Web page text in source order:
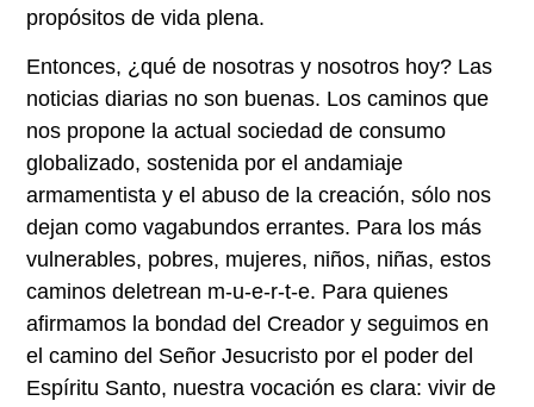
propósitos de vida plena.
Entonces, ¿qué de nosotras y nosotros hoy? Las
noticias diarias no son buenas. Los caminos que
nos propone la actual sociedad de consumo
globalizado, sostenida por el andamiaje
armamentista y el abuso de la creación, sólo nos
dejan como vagabundos errantes. Para los más
vulnerables, pobres, mujeres, niños, niñas, estos
caminos deletrean m-u-e-r-t-e. Para quienes
afirmamos la bondad del Creador y seguimos en
el camino del Señor Jesucristo por el poder del
Espíritu Santo, nuestra vocación es clara: vivir de